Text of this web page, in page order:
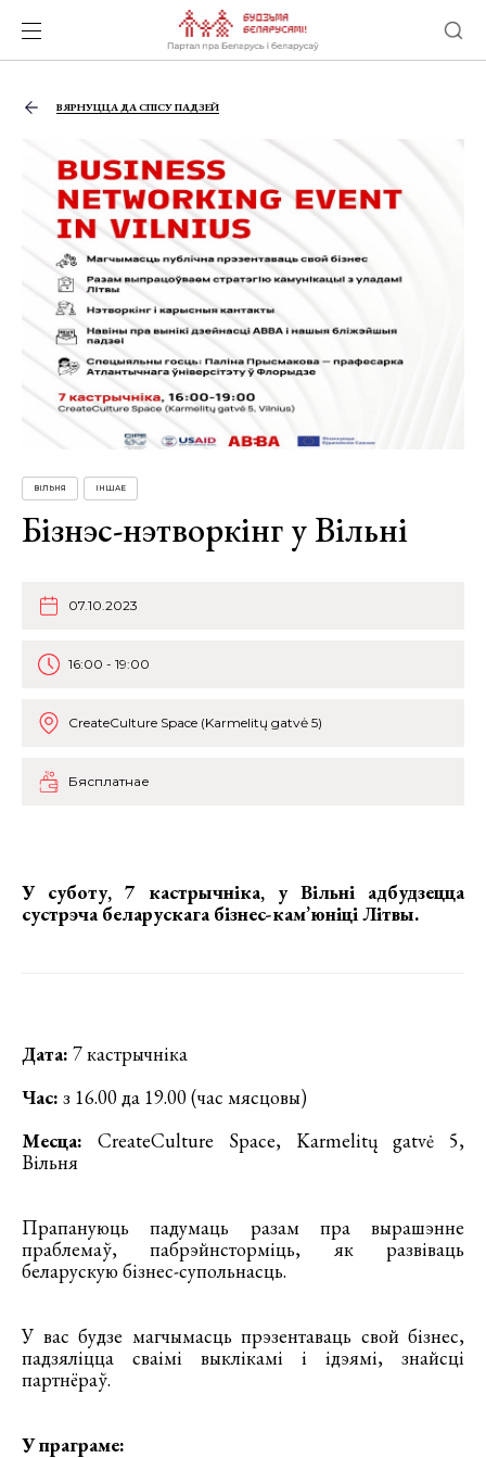
ВЯРНУЦЦА ДА СПІСУ ПАДЗЕЙ
ВІЛЬНЯ ІНШАЕ
Бізнэс-нэтворкінг у Вільні
07.10.2023
16:00 - 19:00
CreateCulture Space (Karmelitų gatvė 5)
Бясплатнае
У суботу, 7 кастрычніка, у Вільні адбудзецца
сустрэча беларускага бізнес-кам’юніці Літвы.
Дата: 7 кастрычніка
Час: з 16.00 да 19.00 (час мясцовы)
Месца: CreateCulture Space, Karmelitų gatvė 5,
Вільня
Прапануюць падумаць разам пра вырашэнне
праблемаў, пабрэйнсторміць, як развіваць
беларускую бізнес-супольнасць.
У вас будзе магчымасць прэзентаваць свой бізнес,
падзяліцца сваімі выклікамі і ідэямі, знайсці
партнёраў.
У праграме: